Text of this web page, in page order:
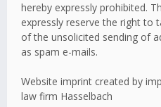
hereby expressly prohibited.
expressly reserve the right to
of the unsolicited sending of
as spam e-mails.
Website imprint created by
law firm Hasselbach